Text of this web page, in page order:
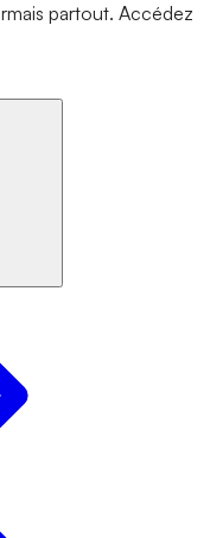
partout. Accédez